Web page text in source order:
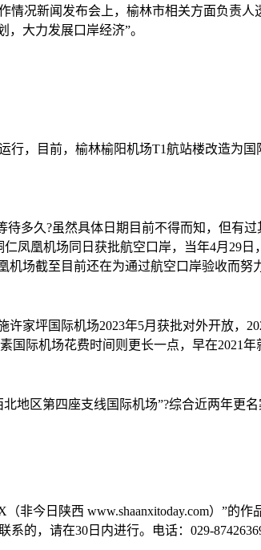
情况新闻发布会上，榆林市相关方面负责
大力发展口岸经济”。
，目前，榆林榆阳机场T1航站楼改造为
多久?虽然具体日期目前不得而知，但有
凤凰机场同日获批航空口岸，当年4月29
场截至目前还在为通过航空口岸验收而努
坪国际机场2023年5月获批对外开放，
际机场花费时间则更长一点，早在2021
区第四座支线国际机场”?综合近两年更名
非今日陕西 www.shaanxitoday.com）”的
的，请在30日内进行。电话：029-87426369